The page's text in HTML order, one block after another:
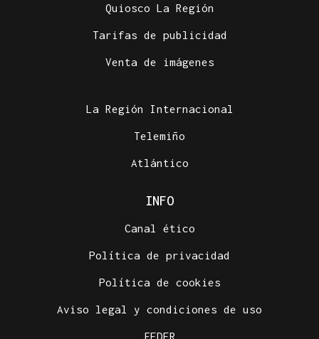
Quiosco La Región
Tarifas de publicidad
Venta de imágenes
La Región Internacional
Telemiño
Atlántico
INFO
Canal ético
Política de privacidad
Política de cookies
Aviso legal y condiciones de uso
FEDER